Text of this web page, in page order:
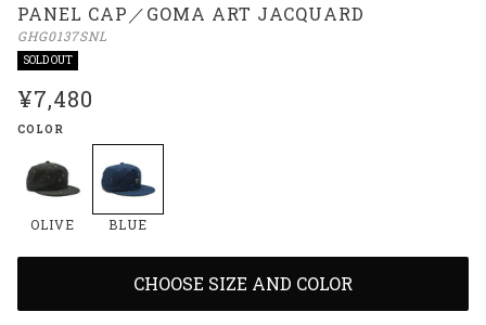
PANEL CAP／GOMA ART JACQUARD
GHG0137SNL
SOLD OUT
¥7,480
COLOR
OLIVE BLUE
CHOOSE SIZE AND COLOR